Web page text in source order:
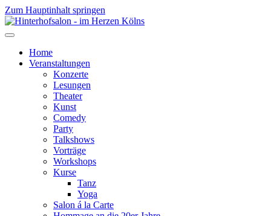
Zum Hauptinhalt springen
Home
Veranstaltungen
Konzerte
Lesungen
Theater
Kunst
Comedy
Party
Talkshows
Vorträge
Workshops
Kurse
Tanz
Yoga
Salon á la Carte